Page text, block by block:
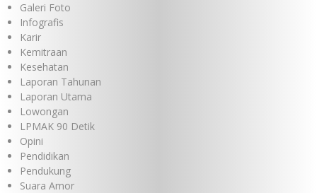
Galeri Foto
Infografis
Karir
Kemitraan
Kesehatan
Laporan Tahunan
Laporan Utama
Lowongan
LPMAK 90 Detik
Opini
Pendidikan
Pendukung
Suara Amor